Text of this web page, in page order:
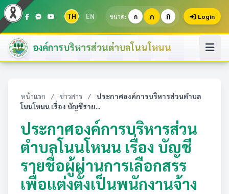
TH EN ขนาด: ก ก ก Login
องค์การบริหารส่วนตำบลโนนโหนน
หน้าแรก / ข่าวสาร /
ประกาศองค์การบริหารส่วนตำบล
โนนโหนน เรื่อง บัญชีราย...
ประกาศองค์การบริหารส่วน
ตำบลโนนโหนน เรื่อง บัญชี
รายชื่อผู้ผ่านการเลือกสรร
เพื่อแต่งตั้งเป็นพนักงานจ้าง